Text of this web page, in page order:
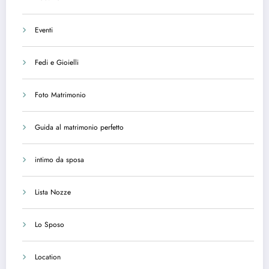
Eventi
Fedi e Gioielli
Foto Matrimonio
Guida al matrimonio perfetto
intimo da sposa
Lista Nozze
Lo Sposo
Location